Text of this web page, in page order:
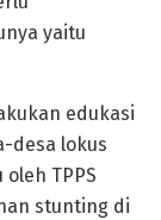
yaitu
edukasi
desa lokus
TPPS
stunting di